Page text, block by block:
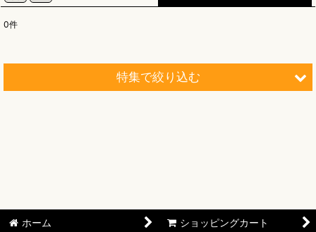
0件
特集で絞り込む
【ワンピースカード】ブースターパック 決戦の刻【OP-16】
ホーム ショッピングカート